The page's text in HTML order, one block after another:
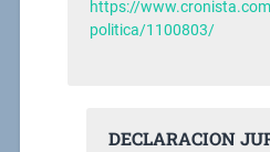
https://
politica/1100803/
DECLARACION